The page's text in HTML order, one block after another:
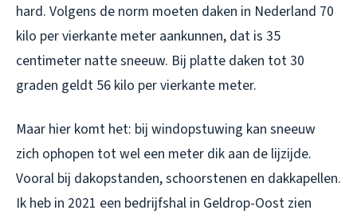
hard. Volgens de norm moeten daken in Nederland 70
kilo per vierkante meter aankunnen, dat is 35
centimeter natte sneeuw. Bij platte daken tot 30
graden geldt 56 kilo per vierkante meter.
Maar hier komt het: bij windopstuwing kan sneeuw
zich ophopen tot wel een meter dik aan de lijzijde.
Vooral bij dakopstanden, schoorstenen en dakkapellen.
Ik heb in 2021 een bedrijfshal in Geldrop-Oost zien